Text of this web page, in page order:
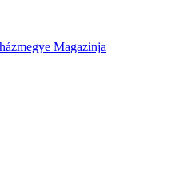
Magazinja